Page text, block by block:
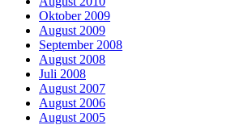
Oktober 2009
August 2009
September 2008
August 2008
Juli 2008
August 2007
August 2006
August 2005